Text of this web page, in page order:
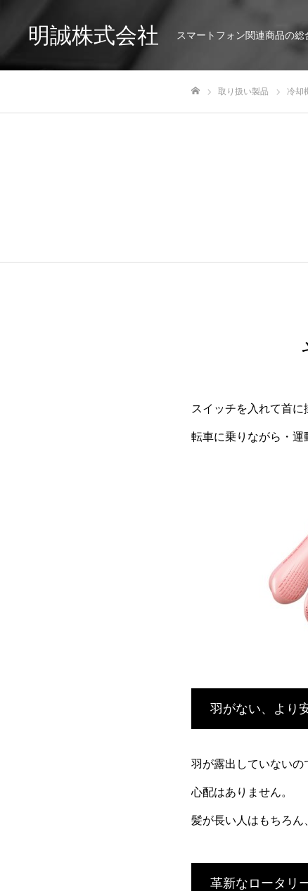
明誠株式会社 スマートフォン関連商品の総
取り扱い製品 冷却
スイッチを入れて首
転車に乗りながら・運
羽がない、より
羽が露出していないの
心配はありません。
髪が長い人はもちろん
革新なロータリ